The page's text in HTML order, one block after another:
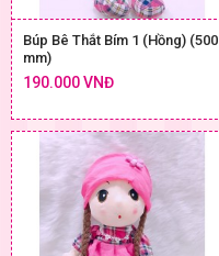
Búp Bê Thắt Bím 1 (Hồng) (500
mm)
190.000 VNĐ